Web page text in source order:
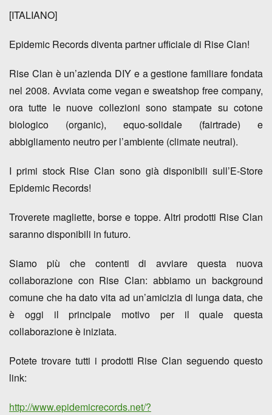
[ITALIANO]
Epidemic Records diventa partner ufficiale di Rise Clan!
Rise Clan è un’azienda DIY e a gestione familiare fondata
nel 2008. Avviata come vegan esweatshop free company,
ora tutte le nuove collezioni sono stampate su cotone
biologico (organic), equo-solidale (fairtrade) e
abbigliamento neutro per l’ambiente (climate neutral).
I primi stock Rise Clan sono già disponibili sull’E-Store
Epidemic Records!
Troverete magliette, borse e toppe. Altri prodotti Rise Clan
saranno disponibili in futuro.
Siamo più che contenti di avviare questa nuova
collaborazione con Rise Clan: abbiamo un background
comune che ha dato vita ad un’amicizia di lunga data, che
è oggi il principale motivo per il quale questa
collaborazione è iniziata.
Potete trovare tutti i prodotti Rise Clanseguendo questo
link:
http://www.epidemicrecords.net/?